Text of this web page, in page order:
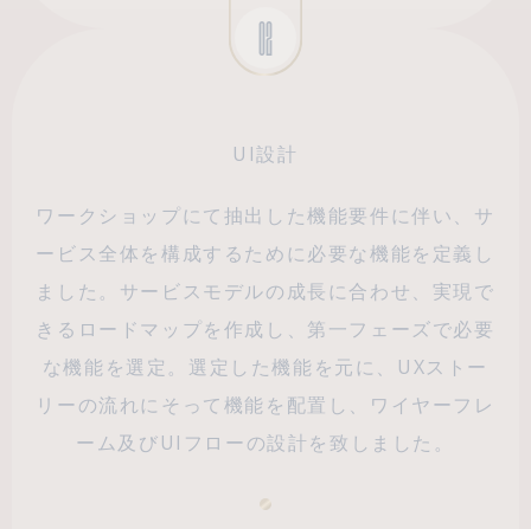
02
UI設計
ワークショップにて抽出した機能要件に伴い、サ
ービス全体を構成するために必要な機能を定義し
ました。サービスモデルの成長に合わせ、実現で
きるロードマップを作成し、第一フェーズで必要
な機能を選定。選定した機能を元に、UXストー
リーの流れにそって機能を配置し、ワイヤーフレ
ーム及びUIフローの設計を致しました。